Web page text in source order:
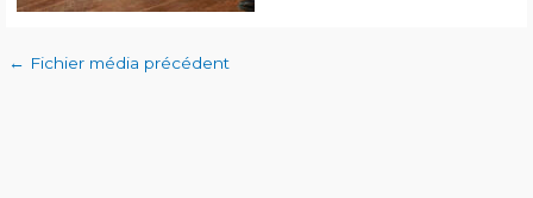
← Fichier média précédent